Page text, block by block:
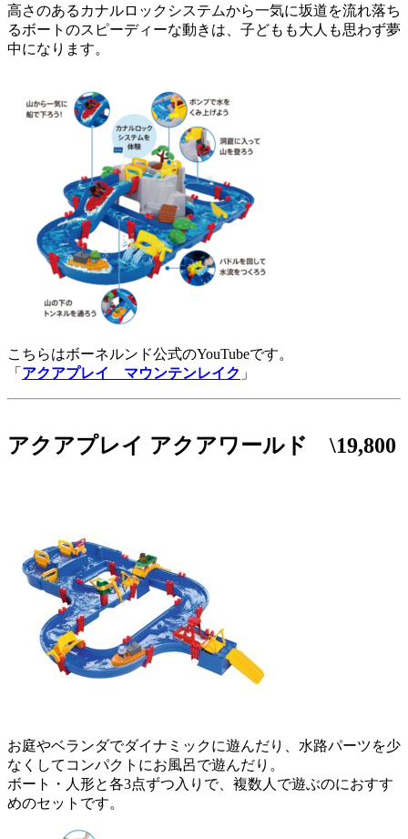
高さのあるカナルロックシステムから一気に坂道を流れ落ち
るボートのスピーディーな動きは、子どもも大人も思わず夢
中になります。
こちらはボーネルンド公式のYouTubeです。
「 アクアプレイ マウンテンレイク 」
アクアプレイ アクアワールド \19,800
お庭やベランダでダイナミックに遊んだり、水路パーツを少
なくしてコンパクトにお風呂で遊んだり。
ボート・人形と各3点ずつ入りで、複数人で遊ぶのにおすす
めのセットです。